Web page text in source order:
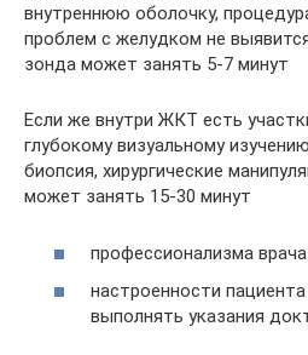
внутреннюю оболочку,
проблем с желудком не
зонда может занять 5-7 минут
Если же внутри ЖКТ есть
глубокому визуальному
биопсия, хирургические
может занять 15-30 минут
профессионализма врача
настроенности
выполнять указания